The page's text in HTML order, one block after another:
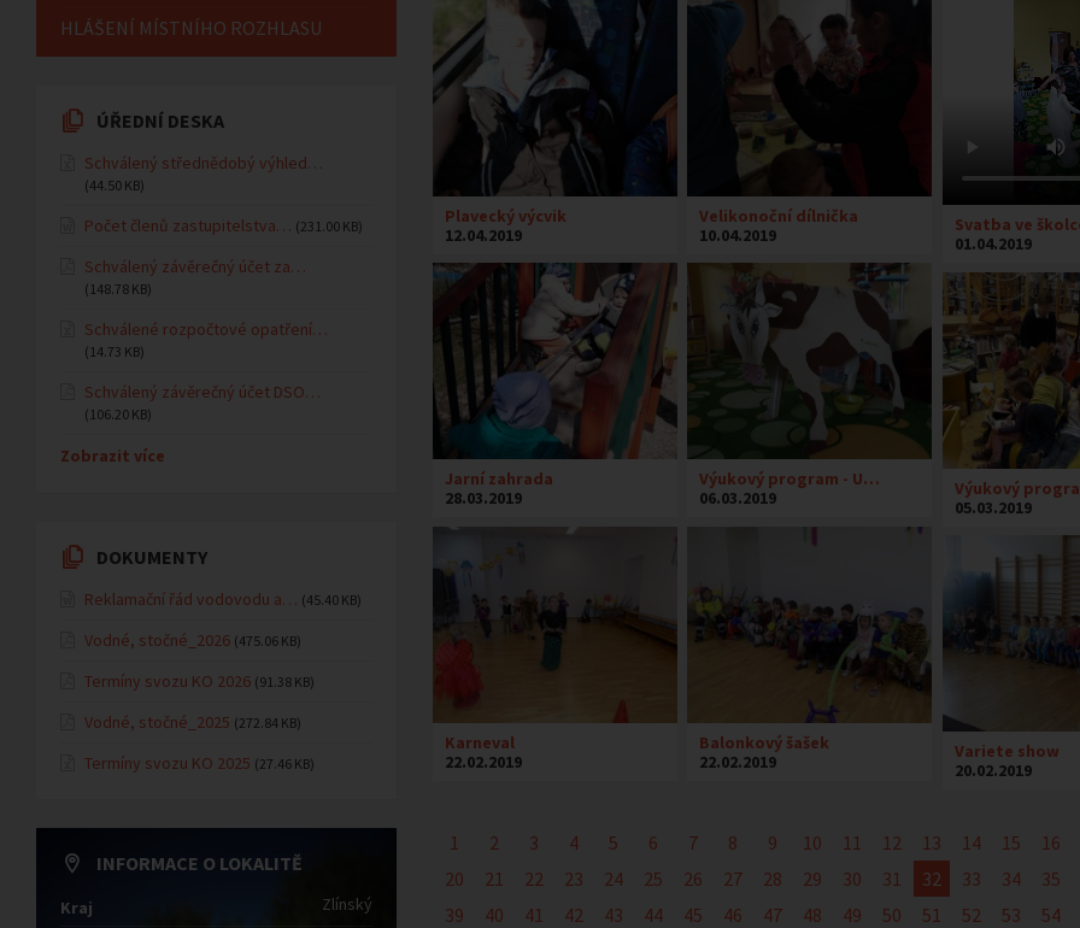
Plavecký výcvik
12.04.2019
Velikonoční dílnička
10.04.2019
Svatba ve
01.04.2019
Jarní zahrada
28.03.2019
Výukový program - U…
06.03.2019
Výukový
05.03.2019
Karneval
22.02.2019
Balonkový šašek
22.02.2019
Variete show
20.02.2019
1 2 3 4 5 6 7 8 9 10 11 12 13 14 15 16
20
21 22 23 24 25 26 27 28 29 30 31 32 33 34 35
39
40 41 42 43 44 45 46 47 48 49 50 51 52 53 54
HLÁŠENÍ MÍSTNÍHO ROZHLASU
ÚŘEDNÍ DESKA
Schválený střednědobý výhled…
(44.50 KB)
Počet členů zastupitelstva… (231.00 KB)
Schválený závěrečný účet za…
(148.78 KB)
Schválené rozpočtové opatření…
(14.73 KB)
Schválený závěrečný účet DSO…
(106.20 KB)
Zobrazit více
DOKUMENTY
Reklamační řád vodovodu a… (45.40 KB)
Vodné, stočné_2026 (475.06 KB)
Termíny svozu KO 2026 (91.38 KB)
Vodné, stočné_2025 (272.84 KB)
Termíny svozu KO 2025 (27.46 KB)
INFORMACE O LOKALITĚ
Kraj Zlínský